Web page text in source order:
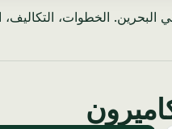
الخطوات، التكاليف،